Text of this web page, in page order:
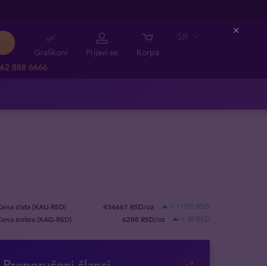
888 6666
Grafikoni Prijavi se Korpa
SR
zlata (XAU-RSD) 434661 RSD/oz + 11705 RSD
srebra (XAG-RSD) 6288 RSD/oz + 32 RSD
Close